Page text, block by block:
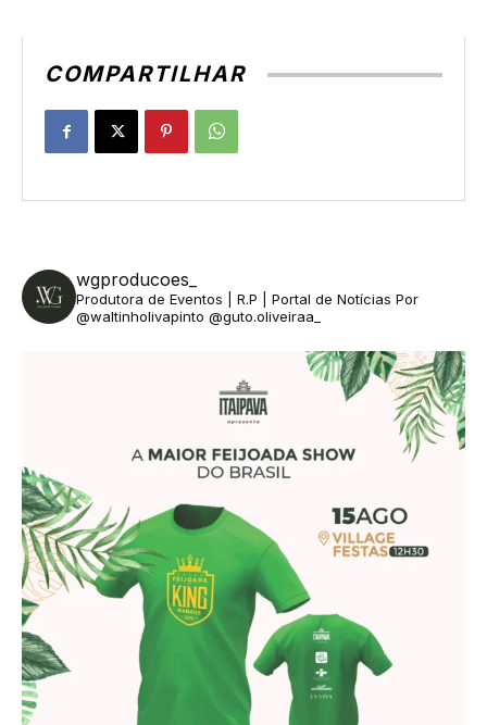
COMPARTILHAR
wgproducoes_
Produtora de Eventos | R.P | Portal de Notícias Por
@waltinholivapinto @guto.oliveiraa_